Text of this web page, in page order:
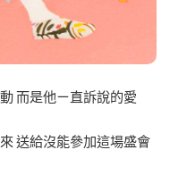
而是他ㄧ直訴說的愛
送給沒能參加這場盛會